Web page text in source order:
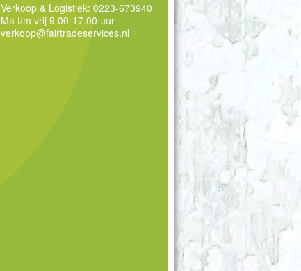
Verkoop & Logistiek: 0223-673940
Ma t/m vrij 9.00-17.00 uur
verkoop@fairtradeservices.nl